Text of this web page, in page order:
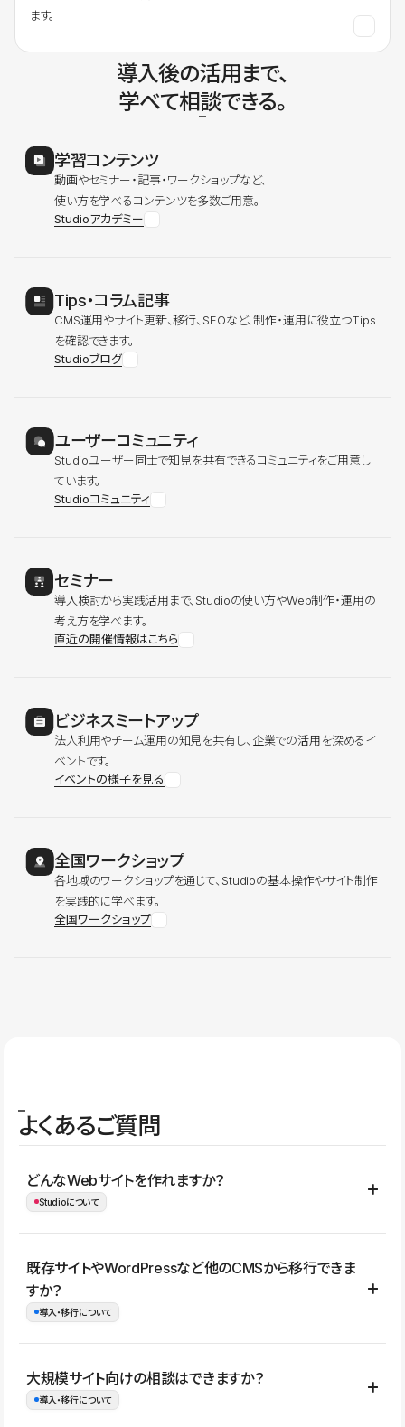
ます。
導入後の活用まで、
学べて相談できる。
学習コンテンツ
動画やセミナー・記事・ワークショップなど、
使い方を学べるコンテンツを多数ご用意。
Studioアカデミー
Tips・コラム記事
CMS運用やサイト更新、移行、SEOなど、制作・運用に役立つTips
を確認できます。
Studioブログ
ユーザーコミュニティ
Studioユーザー同士で知見を共有できるコミュニティをご用意し
ています。
Studioコミュニティ
セミナー
導入検討から実践活用まで、Studioの使い方やWeb制作・運用の
考え方を学べます。
直近の開催情報はこちら
ビジネスミートアップ
法人利用やチーム運用の知見を共有し、企業での活用を深めるイ
ベントです。
イベントの様子を見る
全国ワークショップ
各地域のワークショップを通じて、Studioの基本操作やサイト制作
を実践的に学べます。
全国ワークショップ
よくあるご質問
どんなWebサイトを作れますか？
Studioについて
コーポレートサイト、サービスサイト、LP、採用サイト、ブロ
グ・メディア、イベントサイト、店舗・商品紹介サイト、ポートフ
ォリオなど幅広く制作できます。
既存サイトやWordPressなど他のCMSから移行できま
すか？
導入・移行について
はい。既存サイトの構成やコンテンツ、URLを整理したうえで、
Studio上に再構築する形で移行できます。 WordPressの場合は、
大規模サイト向けの相談はできますか？
導入・移行について